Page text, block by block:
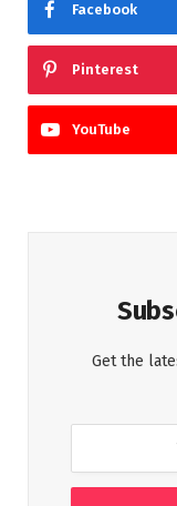
Facebook
Pinterest
YouTube
Get the